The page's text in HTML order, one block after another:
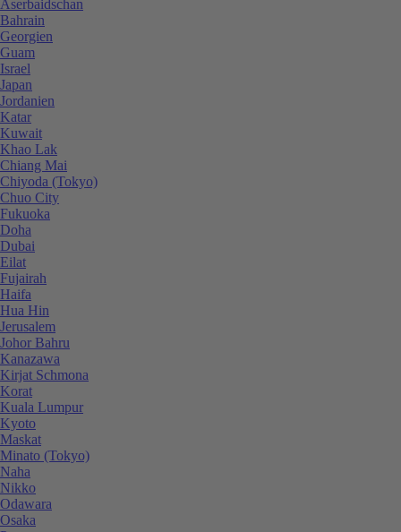
Aserbaidschan
Bahrain
Georgien
Guam
Israel
Japan
Jordanien
Katar
Kuwait
Khao Lak
Chiang Mai
Chiyoda (Tokyo)
Chuo City
Fukuoka
Doha
Dubai
Eilat
Fujairah
Haifa
Hua Hin
Jerusalem
Johor Bahru
Kanazawa
Kirjat Schmona
Korat
Kuala Lumpur
Kyoto
Maskat
Minato (Tokyo)
Naha
Nikko
Odawara
Osaka